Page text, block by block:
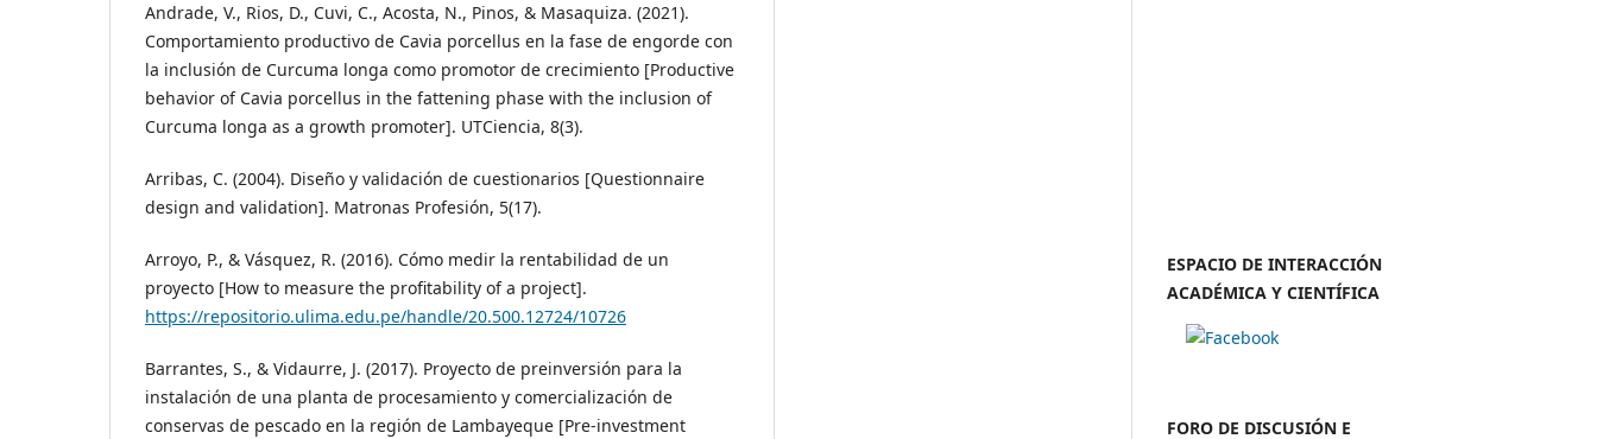
Andrade, V., Rios, D., Cuvi, C., Acosta, N., Pinos, & Masaquiza. (2021).
Comportamiento productivo de Cavia porcellus en la fase de engorde con
la inclusión de Curcuma longa como promotor de crecimiento [Productive
behavior of Cavia porcellus in the fattening phase with the inclusion of
Curcuma longa as a growth promoter]. UTCiencia, 8(3).
Arribas, C. (2004). Diseño y validación de cuestionarios [Questionnaire
design and validation]. Matronas Profesión, 5(17).
Arroyo, P., & Vásquez, R. (2016). Cómo medir la rentabilidad de un
proyecto [How to measure the profitability of a project].
https://repositorio.ulima.edu.pe/handle/20.500.12724/10726
Barrantes, S., & Vidaurre, J. (2017). Proyecto de preinversión para la
instalación de una planta de procesamiento y comercialización de
conservas de pescado en la región de Lambayeque [Pre-investment
ESPACIO DE INTERACCIÓN
ACADÉMICA Y CIENTÍFICA
FORO DE DISCUSIÓN E